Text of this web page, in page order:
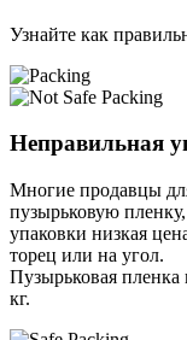
Узнайте как
Неправильная
Многие продавцы
пузырьковую
упаковки низкая
торец или на угол.
Пузырьковая пленка
кг.